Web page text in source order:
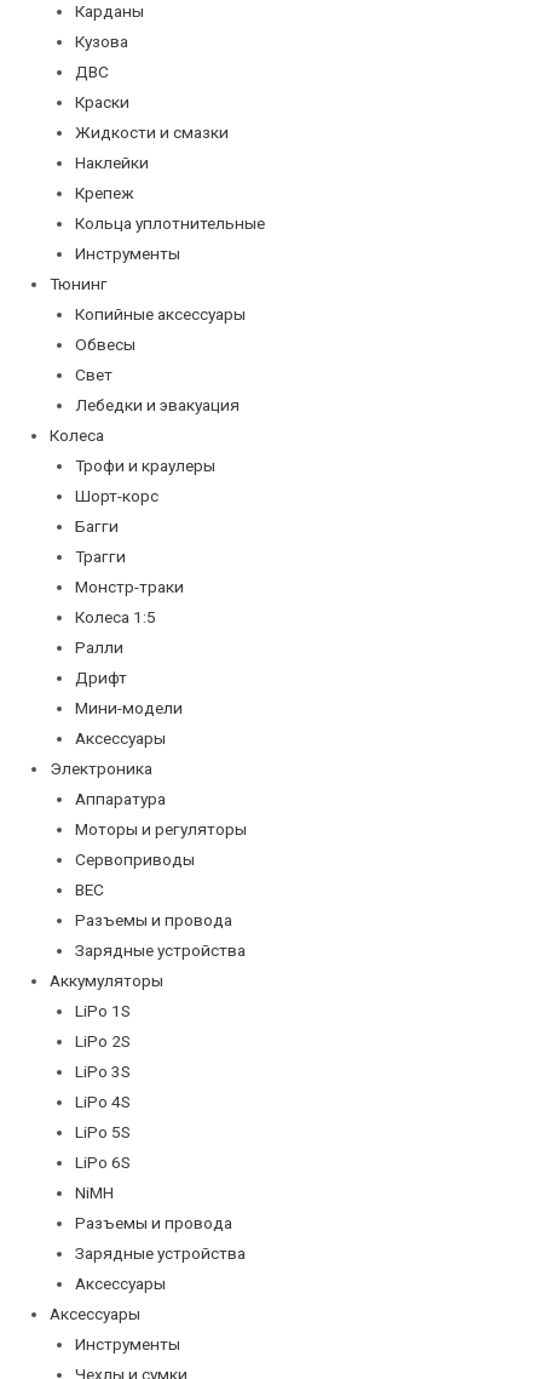
Карданы
Кузова
ДВС
Краски
Жидкости и смазки
Наклейки
Крепеж
Кольца уплотнительные
Инструменты
Тюнинг
Копийные аксессуары
Обвесы
Свет
Лебедки и эвакуация
Колеса
Трофи и краулеры
Шорт-корс
Багги
Трагги
Монстр-траки
Колеса 1:5
Ралли
Дрифт
Мини-модели
Аксессуары
Электроника
Аппаратура
Моторы и регуляторы
Сервоприводы
BEC
Разъемы и провода
Зарядные устройства
Аккумуляторы
LiPo 1S
LiPo 2S
LiPo 3S
LiPo 4S
LiPo 5S
LiPo 6S
NiMH
Разъемы и провода
Зарядные устройства
Аксессуары
Аксессуары
Инструменты
Чехлы и сумки